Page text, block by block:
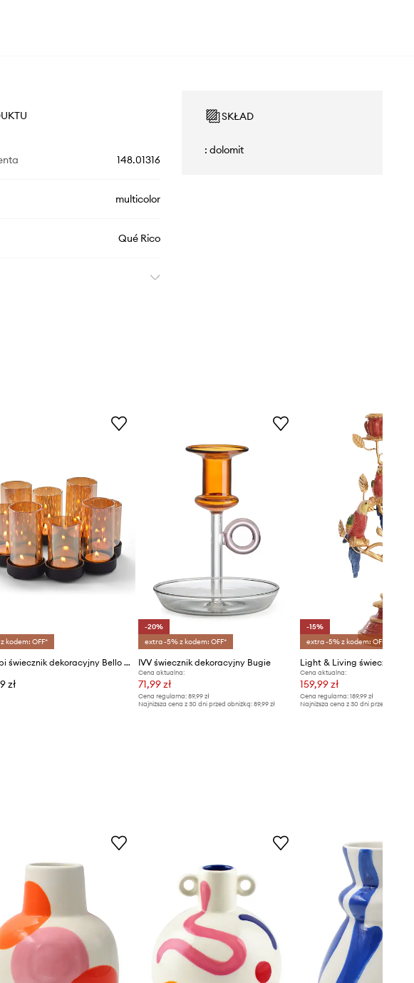
148.01316
multicolor
Qué Rico
SKŁAD
: dolomit
kodem: OFF*
Philippi świecznik dekoracyjny Bello Horizonte S
zł
-20%
extra -5% z kodem: OFF*
IVV świecznik dekoracyjny Bugie
Cena aktualna:
71,99 zł
Cena regularna:89,99 zł
Najniższa cena z 30 dni przed obniżką:89,99 zł
-15%
extra -5% z kodem: OFF*
Light & Living świecznik
Cena aktualna:
159,99 zł
Cena regularna: 189,99 zł
Najniższa cena z 30 dni przed obniżką: